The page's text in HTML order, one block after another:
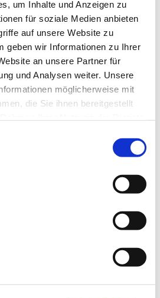
um Inhalte und Anzeigen zu
für soziale Medien anbieten
auf unsere Website zu
geben wir Informationen zu Ihrer
an unsere Partner für
und Analysen weiter. Unsere
möglicherweise mit
die Sie ihnen bereitgestellt
wirstundengebet.de
Android- undiOS-App